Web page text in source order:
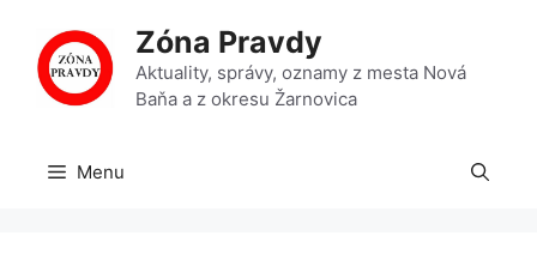
obsah
Zóna Pravdy
Aktuality, správy, oznamy z mesta Nová
Baňa a z okresu Žarnovica
Menu